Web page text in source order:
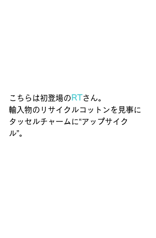
こちらは初登場の RTさん。
輸入物のリサイクルコットンを見事に
タッセルチャームに“アップサイク
ル”。